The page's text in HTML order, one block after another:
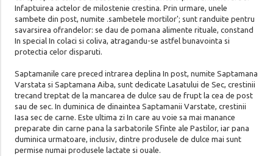
Infaptuirea actelor de milostenie crestina. Prin urmare, unele
sambete din post, numite .sambetele mortilor'; sunt randuite pentru
savarsirea ofrandelor: se dau de pomana alimente rituale, constand
In special In colaci si coliva, atragandu-se astfel bunavointa si
protectia celor disparuti.
Saptamanile care preced intrarea deplina In post, numite Saptamana
Varstata si Saptamana Aiba, sunt dedicate Lasatului de Sec, crestinii
trecand treptat de la mancarea de dulce sau de frupt la cea de post
sau de sec. In duminica de dinaintea Saptamanii Varstate, crestinii
Iasa sec de carne. Este ultima zi In care au voie sa mai manance
preparate din carne pana la sarbatorile Sfinte ale Pastilor, iar pana
duminica urmatoare, inclusiv, dintre produsele de dulce mai sunt
permise numai produsele lactate si ouale.